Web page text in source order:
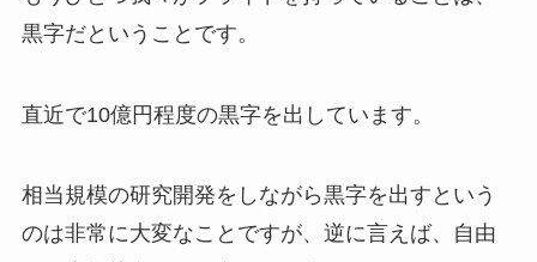
黒字だということです。
直近で10億円程度の黒字を出しています。
相当規模の研究開発をしながら黒字を出すという
のは非常に大変なことですが、逆に言えば、自由